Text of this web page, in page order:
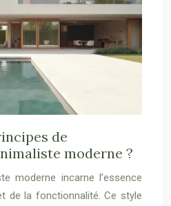
de
moderne ?
moderne incarne l’essence
de la fonctionnalité. Ce style